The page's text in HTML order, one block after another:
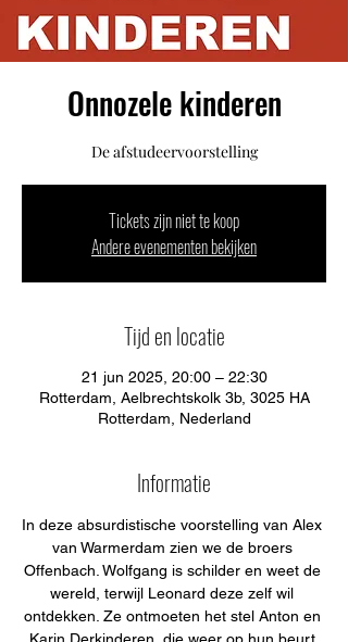
Onnozele kinderen
De afstudeervoorstelling
Tickets zijn niet te koop
Andere evenementen bekijken
Tijd en locatie
21 jun 2025, 20:00 – 22:30
Rotterdam, Aelbrechtskolk 3b, 3025 HA
Rotterdam, Nederland
Informatie
In deze absurdistische voorstelling van Alex
van Warmerdam zien we de broers
Offenbach. Wolfgang is schilder en weet de
wereld, terwijl Leonard deze zelf wil
ontdekken. Ze ontmoeten het stel Anton en